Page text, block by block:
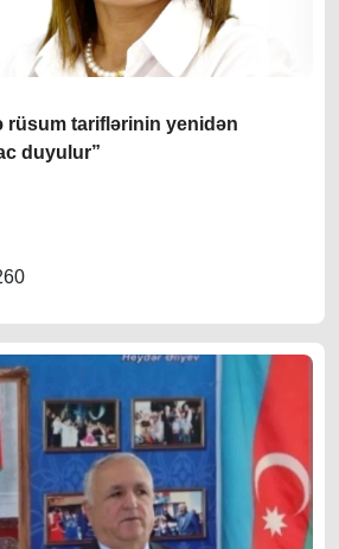
rüsum tariflərinin yenidən
duyulur”